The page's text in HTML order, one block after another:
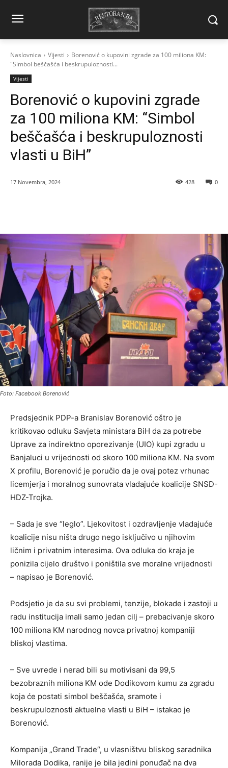
Naslovnica Vijesti
Borenović o kupovini zgrade za 100 miliona KM:
"Simbol beščašća i beskrupuloznosti...
Vijesti
Borenović o kupovini zgrade
za 100 miliona KM: “Simbol
beščašća i beskrupuloznosti
vlasti u BiH”
17 Novembra, 2024 0
428
Foto: Facebook Borenović
Predsjednik PDP-a Branislav Borenović oštro je
kritikovao odluku Savjeta ministara BiH da za potrebe
Uprave za indirektno oporezivanje (UIO) kupi zgradu u
Banjaluci u vrijednosti od skoro 100 miliona KM. Na svom
X profilu, Borenović je poručio da je ovaj potez vrhunac
licemjerja i moralnog sunovrata vladajuće koalicije SNSD-
HDZ-Trojka.
– Sada je sve “leglo”. Ljekovitost i ozdravljenje vladajuće
koalicije nisu ništa drugo nego isključivo u njihovim
ličnim i privatnim interesima. Ova odluka do kraja je
ponizila cijelo društvo i poništila sve moralne vrijednosti
– napisao je Borenović.
Podsjetio je da su svi problemi, tenzije, blokade i zastoji u
radu institucija imali samo jedan cilj – prebacivanje skoro
100 miliona KM narodnog novca privatnoj kompaniji
bliskoj vlastima.
– Sve uvrede i nerad bili su motivisani da 99,5
bezobraznih miliona KM ode Dodikovom kumu za zgradu
koja će postati simbol beščašća, sramote i
beskrupuloznosti aktuelne vlasti u BiH – istakao je
Borenović.
Kompanija „Grand Trade“, u vlasništvu bliskog saradnika
Milorada Dodika, ranije je bila jedini ponuđač na dva